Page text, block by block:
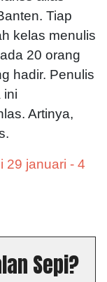
Tiap
kelas menulis
20 orang
hadir. Penulis
ini
Artinya,
29 januari - 4
Sepi?